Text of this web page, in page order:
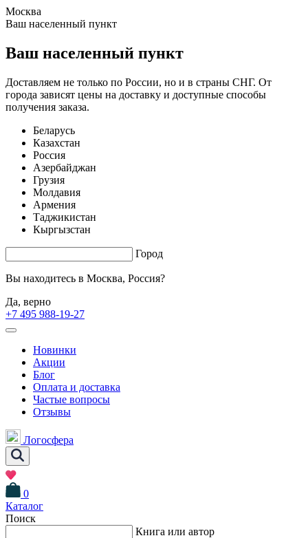
Москва
Ваш населенный пункт
Ваш населенный пункт
Доставляем не только по России, но и в страны СНГ. От
города зависят цены на доставку и доступные способы
получения заказа.
Беларусь
Казахстан
Россия
Азербайджан
Грузия
Молдавия
Армения
Таджикистан
Кыргызстан
Город
Вы находитесь в Москва, Россия?
Да, верно
+7 495 988-19-27
Новинки
Акции
Блог
Оплата и доставка
Частые вопросы
Отзывы
Логосфера
0
Каталог
Поиск
Книга или автор